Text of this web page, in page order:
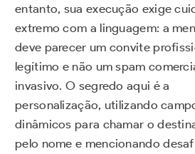
entanto, sua execução exige
extremo com a linguagem: a
deve parecer um convite
legítimo e não um spam
invasivo. O segredo aqui é a
personalização, utilizando
dinâmicos para chamar o
pelo nome e mencionando